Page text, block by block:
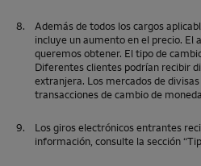
8.
Además de todos los cargos
incluye un aumento en el precio. El
queremos obtener. El tipo de
Diferentes clientes podrían recibir
extranjera. Los mercados de
transacciones de cambio de
9.
Los giros electrónicos entrantes
información, consulte la sección